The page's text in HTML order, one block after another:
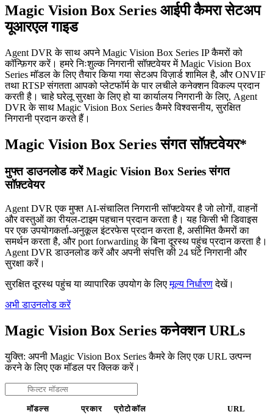
Magic Vision Box Series आईपी कैमरा सेटअप
यूआरएल गाइड
Agent DVR के साथ अपने Magic Vision Box Series IP कैमरों को
कॉन्फ़िगर करें। हमरे निःशुल्क निगरानी सॉफ़्टवेयर में Magic Vision Box
Series मॉडल के लिए तैयार किया गया सेटअप विज़ार्ड शामिल है, और ONVIF
तथा RTSP संगतता आपको प्लेटफॉर्म के पार लचीले कनेक्शन विकल्प प्रदान
करती है। चाहे घरेलू सुरक्षा के लिए हो या कार्यालय निगरानी के लिए, Agent
DVR के साथ Magic Vision Box Series कैमरे विश्वसनीय, सुरक्षित
निगरानी प्रदान करते हैं।
Magic Vision Box Series संगत सॉफ़्टवेयर*
मुफ्त डाउनलोड करें Magic Vision Box Series संगत
सॉफ़्टवेयर
Agent DVR एक मुफ्त AI-संचालित निगरानी सॉफ्टवेयर है जो लोगों, वाहनों
और वस्तुओं का रीयल-टाइम पहचान प्रदान करता है। यह किसी भी डिवाइस
पर एक उपयोगकर्ता-अनुकूल इंटरफेस प्रदान करता है, असीमित कैमरों का
समर्थन करता है, और port forwarding के बिना दूरस्थ पहुंच प्रदान करता है।
Agent DVR डाउनलोड करें और अपनी संपत्ति की 24 घंटे निगरानी और
सुरक्षा करें।
सुरक्षित दूरस्थ पहुंच या व्यापारिक उपयोग के लिएमूल्य निर्धारणदेखें।
अभी डाउनलोड करें
Magic Vision Box Series कनेक्शन URLs
युक्ति: अपनी Magic Vision Box Series कैमरे के लिए एक URL उत्पन्न
करने के लिए एक मॉडल पर क्लिक करें।
मॉडल्स प्रकार प्रोटोकॉल URL